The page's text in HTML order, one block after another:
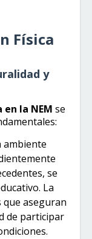
Física
y
en la NEM se
ambiente
se
La
que aseguran
de participar